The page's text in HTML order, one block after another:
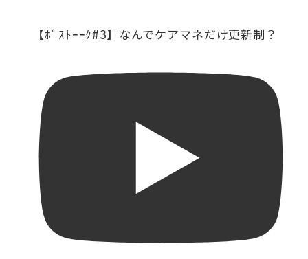
【ﾎﾞｽﾄｰｰｸ#3】なんでケアマネだけ更新制？